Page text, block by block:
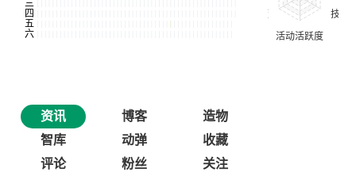
资讯 博客
造物
智库
动弹
收藏
评论
粉丝 关注